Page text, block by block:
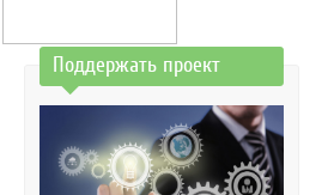
Поддержать проект